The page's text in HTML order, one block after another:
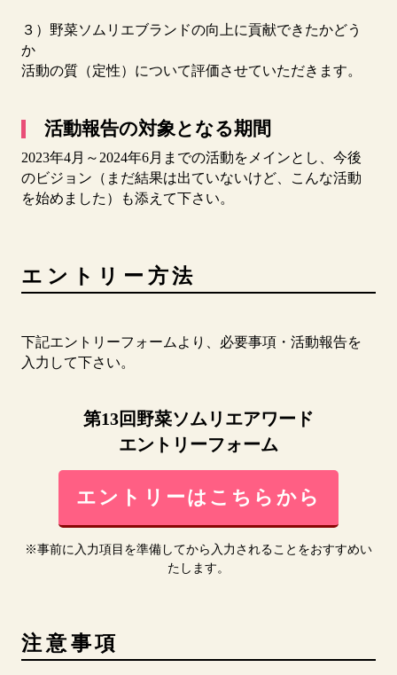
３）野菜ソムリエブランドの向上に貢献できたかどう
か
活動の質（定性）について評価させていただきます。
活動報告の対象となる期間
2023年4月～2024年6月までの活動をメインとし、今後
のビジョン（まだ結果は出ていないけど、こんな活動
を始めました）も添えて下さい。
エントリー方法
下記エントリーフォームより、必要事項・活動報告を
入力して下さい。
第13回野菜ソムリエアワード
エントリーフォーム
エントリーはこちらから
※事前に入力項目を準備してから入力されることをおすすめい
たします。
注意事項